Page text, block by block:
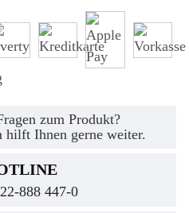
zum Produkt?
hilft Ihnen gerne weiter.
888 447-0